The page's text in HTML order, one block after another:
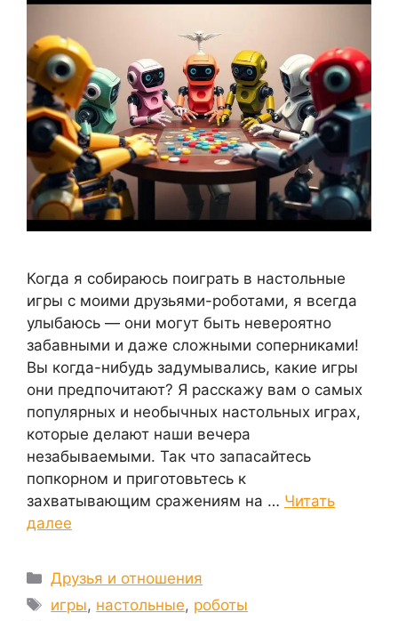
Когда я собираюсь поиграть в настольные
игры с моими друзьями-роботами, я всегда
улыбаюсь — они могут быть невероятно
забавными и даже сложными соперниками!
Вы когда-нибудь задумывались, какие игры
они предпочитают? Я расскажу вам о самых
популярных и необычных настольных играх,
которые делают наши вечера
незабываемыми. Так что запасайтесь
попкорном и приготовьтесь к
захватывающим сражениям на … Читать
далее
Рубрики
Друзья и отношения
Метки
игры, настольные, роботы